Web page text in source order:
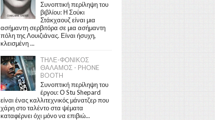
Συνοπτική περίληψη του
βιβλίου: Η Σούκι
Στάκχαουζ είναι μια
ασήμαντη σερβιτόρα σε μια ασήμαντη
πόλη της Λουιζιάνας. Είναι ήσυχη,
κλεισμένη ...
ΤΗΛΕ-ΦΟΝΙΚΟΣ
ΘΑΛΑΜΟΣ - PHONE
BOOTH
Συνοπτική περίληψη του
έργου: Ο Stu Shepard
είναι ένας καλλιτεχνικός μάνατζερ που
χάρη στο ταλέντο στα ψέματα
καταφέρνει όχι μόνο να επιβιώ...